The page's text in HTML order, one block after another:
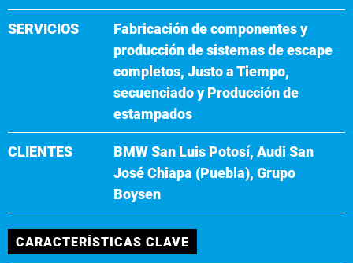
SERVICIOS
Fabricación de componentes y
producción de sistemas de escape
completos, Justo a Tiempo,
secuenciado y Producción de
estampados
CLIENTES
BMW San Luis Potosí, Audi San
José Chiapa (Puebla), Grupo
Boysen
CARACTERÍSTICAS CLAVE